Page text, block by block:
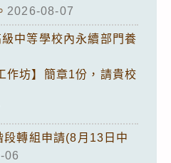
2026-08-07
中等學校內永續部門養
作坊】簡章1份，請貴校
轉組申請(8月13日中
06